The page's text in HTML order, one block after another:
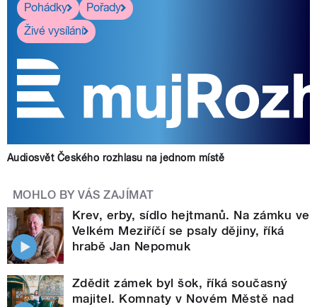
Pohádky
Pořady
Živé vysílání
Audiosvět Českého rozhlasu na jednom místě
MOHLO BY VÁS ZAJÍMAT
Krev, erby, sídlo hejtmanů. Na zámku ve
Velkém Meziříčí se psaly dějiny, říká
hrabě Jan Nepomuk
Zdědit zámek byl šok, říká současný
majitel. Komnaty v Novém Městě nad